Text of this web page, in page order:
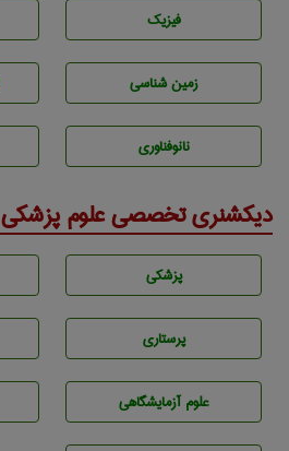
فیزیک
زمين شناسی
نانوفناوری
دیکشنری تخصصی علوم پزشکی
پزشكی
پرستاری
علوم آزمايشگاهی